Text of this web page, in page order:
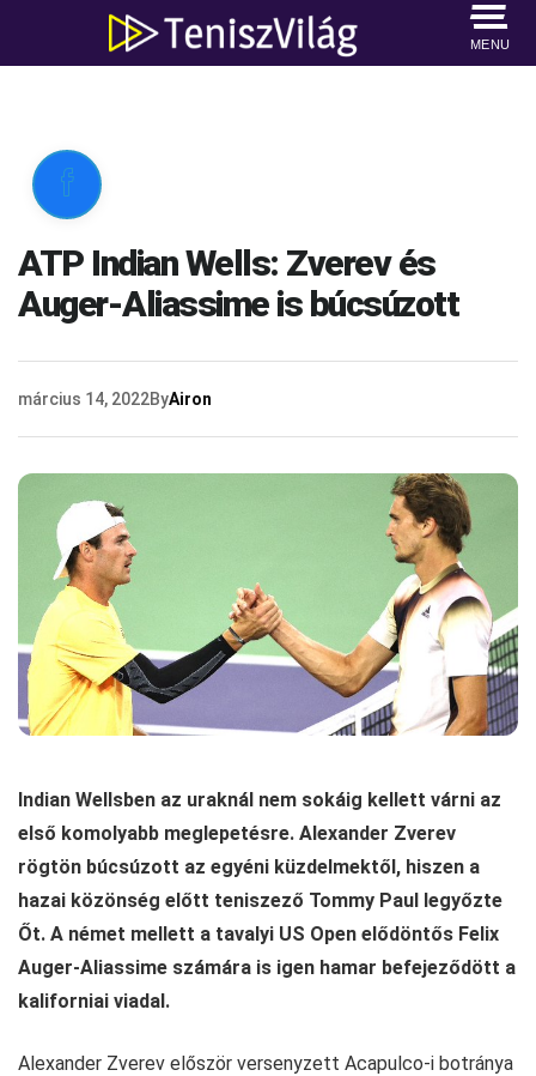
MENU

ATP Indian Wells: Zverev és
Auger-Aliassime is búcsúzott
március 14, 2022ByAiron
Indian Wellsben az uraknál nem sokáig kellett várni az
első komolyabb meglepetésre. Alexander Zverev
rögtön búcsúzott az egyéni küzdelmektől, hiszen a
hazai közönség előtt teniszező Tommy Paul legyőzte
Őt. A német mellett a tavalyi US Open elődöntős Felix
Auger-Aliassime számára is igen hamar befejeződött a
kaliforniai viadal.
Alexander Zverev először versenyzett Acapulco-i botránya